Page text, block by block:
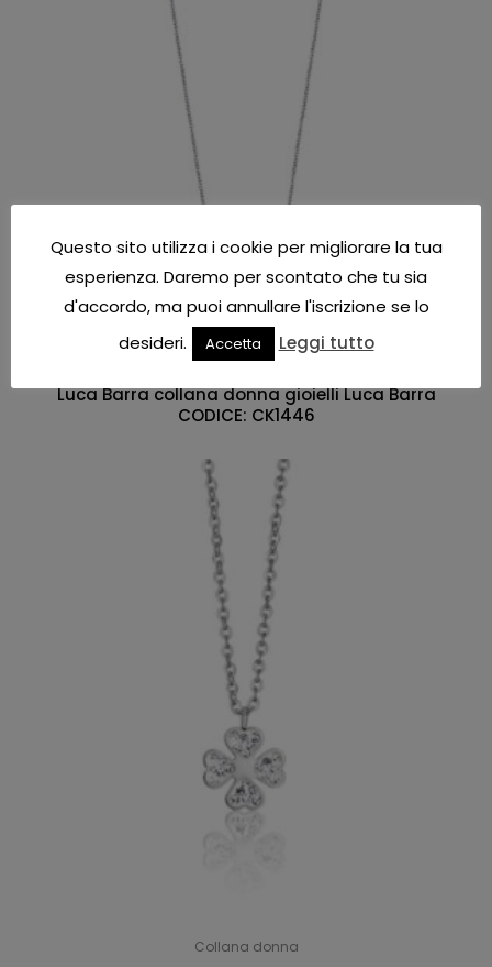
Collana donna
Luca Barra collana donna gioielli Luca Barra
CODICE: CK1446
Collana donna
Questo sito utilizza i cookie per migliorare la tua
esperienza. Daremo per scontato che tu sia
d'accordo, ma puoi annullare l'iscrizione se lo
desideri.
Accetta Leggi tutto